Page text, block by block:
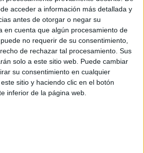
acceder a información más detallada y
antes de otorgar o negar su
en cuenta que algún procesamiento de
no requerir de su consentimiento,
de rechazar tal procesamiento. Sus
solo a este sitio web. Puede cambiar
su consentimiento en cualquier
sitio y haciendo clic en el botón
inferior de la página web.
fatigada que Francia y con los
revelación del torneo, cree que
las estadísticas, porque "han
de la competición nos daban un
ganar. Ahora supongo que nos
por tierra esas estadísticas",